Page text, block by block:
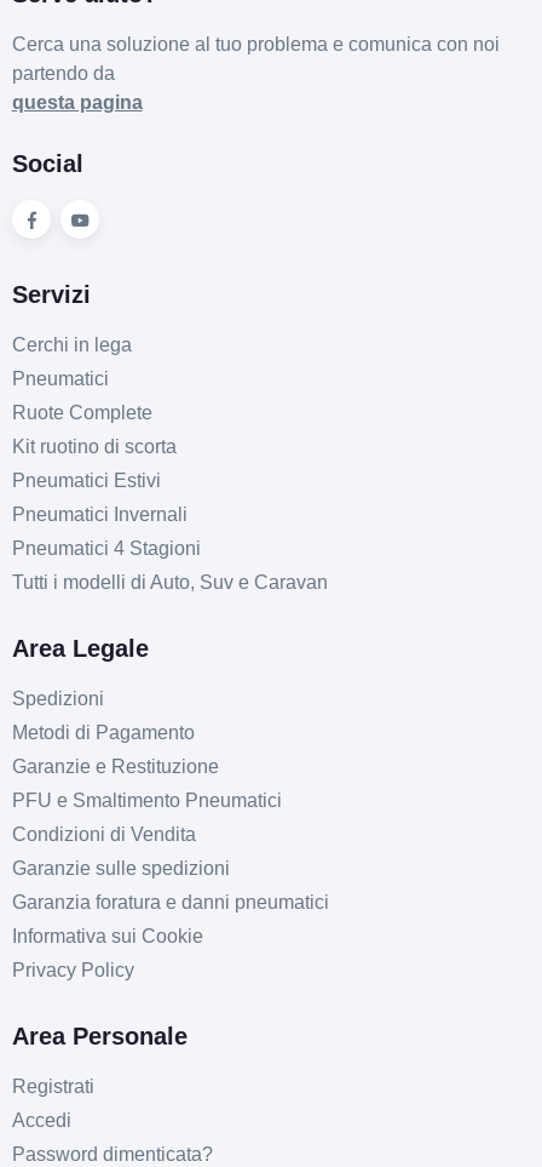
Cerca una soluzione al tuo problema e comunica con noi
partendo da
questa pagina
Social
Servizi
Cerchi in lega
Pneumatici
Ruote Complete
Kit ruotino di scorta
Pneumatici Estivi
Pneumatici Invernali
Pneumatici 4 Stagioni
Tutti i modelli di Auto, Suv e Caravan
Area Legale
Spedizioni
Metodi di Pagamento
Garanzie e Restituzione
PFU e Smaltimento Pneumatici
Condizioni di Vendita
Garanzie sulle spedizioni
Garanzia foratura e danni pneumatici
Informativa sui Cookie
Privacy Policy
Area Personale
Registrati
Accedi
Password dimenticata?